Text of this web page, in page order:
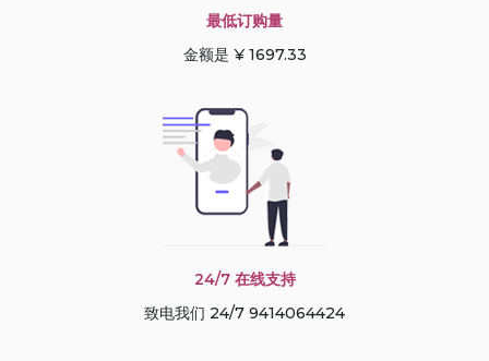
最低订购量
金额是 ¥ 1697.33
24/7 在线支持
致电我们 24/7 9414064424